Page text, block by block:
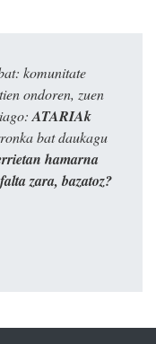
komunitate
ondoren, zuen
ATARIAk
bat daukagu
hamarna
zara, bazatoz?